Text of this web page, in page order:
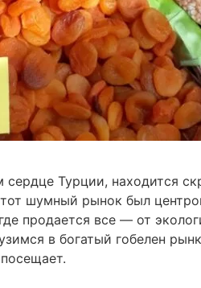
Турции, находится
шумный рынок был
продается все — от
в богатый гобелен